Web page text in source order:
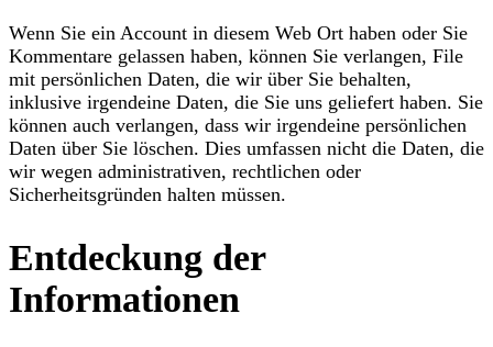
Wenn Sie ein Account in diesem Web Ort haben oder Sie
Kommentare gelassen haben, können Sie verlangen, File
mit persönlichen Daten, die wir über Sie behalten,
inklusive irgendeine Daten, die Sie uns geliefert haben. Sie
können auch verlangen, dass wir irgendeine persönlichen
Daten über Sie löschen. Dies umfassen nicht die Daten, die
wir wegen administrativen, rechtlichen oder
Sicherheitsgründen halten müssen.
Entdeckung der
Informationen